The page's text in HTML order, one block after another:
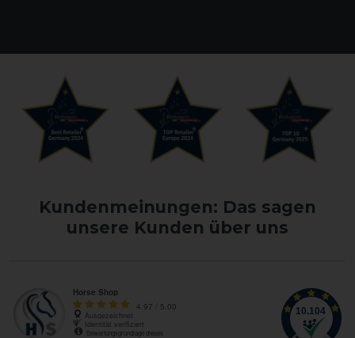
Kundenmeinungen: Das sagen
unsere Kunden über uns